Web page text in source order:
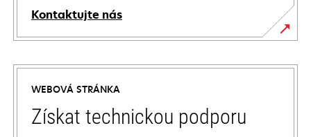
Kontaktujte nás
WEBOVÁ STRÁNKA
Získat technickou podporu